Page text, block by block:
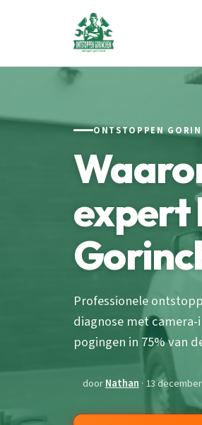
ONTSTOPPEN
expert
Professionele
diagnose met
pogingen in 75% van
doorNathan · 13